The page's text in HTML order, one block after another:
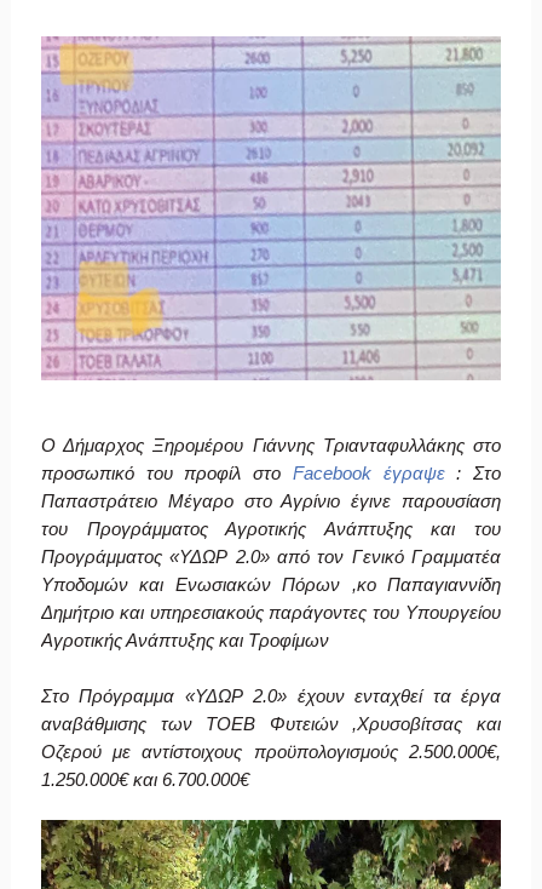
Ο Δήμαρχος Ξηρομέρου Γιάννης Τριανταφυλλάκης στο
προσωπικό του προφίλ στο Facebook έγραψε:Στο
Παπαστράτειο Μέγαρο στο Αγρίνιο έγινε παρουσίαση
του Προγράμματος Αγροτικής Ανάπτυξης και του
Προγράμματος «ΥΔΩΡ 2.0» από τον Γενικό Γραμματέα
Υποδομών και Ενωσιακών Πόρων ,κο Παπαγιαννίδη
Δημήτριο και υπηρεσιακούς παράγοντες του Υπουργείου
Αγροτικής Ανάπτυξης και Τροφίμων
Στο Πρόγραμμα «ΥΔΩΡ 2.0» έχουν ενταχθεί τα έργα
αναβάθμισης των ΤΟΕΒ Φυτειών ,Χρυσοβίτσας και
Οζερού με αντίστοιχους προϋπολογισμούς 2.500.000€,
1.250.000€ και 6.700.000€